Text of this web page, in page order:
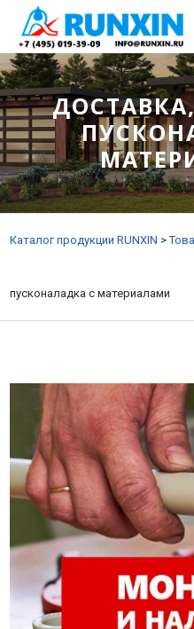
Каталог продукции RUNXIN >
пусконаладка с материалами